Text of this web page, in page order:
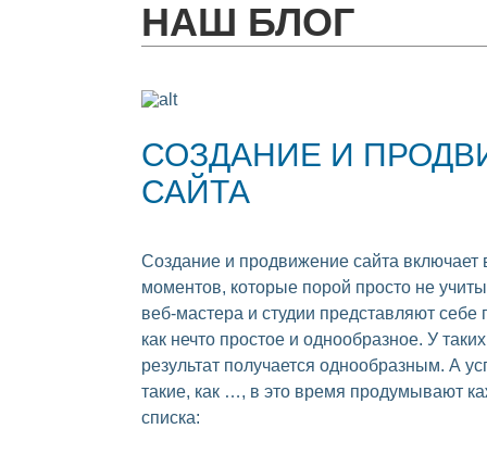
НАШ БЛОГ
СОЗДАНИЕ И
САЙТА
Создание и продвижение сайта включает
моментов, которые порой просто не
веб-мастера и студии представляют себе
как нечто простое и однообразное. У
результат получается однообразным. А
такие, как …, в это время продумывают
списка: